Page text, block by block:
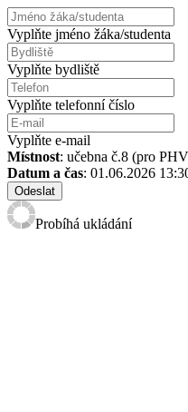
Vyplňte jméno žáka/studenta
Vyplňte bydliště
Vyplňte telefonní číslo
Vyplňte e-mail
Místnost: učebna č.8 (pro
Datum a čas: 01.06.2026
Odeslat
Probíhá ukládání